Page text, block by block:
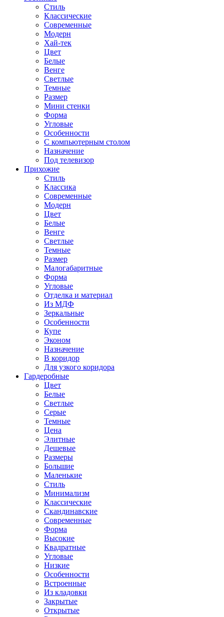
Стиль
Классические
Современные
Модерн
Хай-тек
Цвет
Белые
Венге
Светлые
Темные
Размер
Мини стенки
Форма
Угловые
Особенности
С компьютерным столом
Назначение
Под телевизор
Прихожие
Стиль
Классика
Современные
Модерн
Цвет
Белые
Венге
Светлые
Темные
Размер
Малогабаритные
Форма
Угловые
Отделка и материал
Из МДФ
Зеркальные
Особенности
Купе
Эконом
Назначение
В коридор
Для узкого коридора
Гардеробные
Цвет
Белые
Светлые
Серые
Темные
Цена
Элитные
Дешевые
Размеры
Большие
Маленькие
Стиль
Минимализм
Классические
Скандинавские
Современные
Форма
Высокие
Квадратные
Угловые
Низкие
Особенности
Встроенные
Из кладовки
Закрытые
Открытые